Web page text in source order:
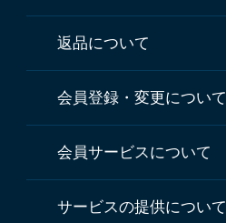
返品について
会員登録・変更について
会員サービスについて
サービスの提供について